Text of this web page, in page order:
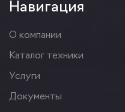
Навигация
О компании
Каталог техники
Услуги
Документы